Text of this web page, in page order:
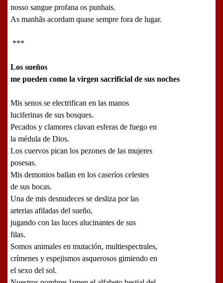
nosso sangue profana os punhais.
As manhãs acordam quase sempre fora de lugar.
***
Los sueños
me pueden como la virgen sacrificial de sus noches
Mis senos se electrifican en las manos
luciferinas de sus bosques.
Pecados y clamores clavan esferas de fuego en
la médula de Dios.
Los cuervos pican los pezones de las mujeres
posesas.
Mis demonios bailan en los caseríos celestes
de sus bocas.
Una de mis desnudeces se desliza por las
arterias afiladas del sueño,
jugando con las luces alucinantes de sus
filas.
Somos animales en mutación, multiespectrales,
crímenes y espejismos asquerosos gimiendo en
el sexo del sol.